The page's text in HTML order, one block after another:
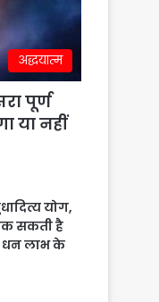
अद्धयात्म
पूर्ण
या नहीं
योग,
सकती है
धन लाभ के